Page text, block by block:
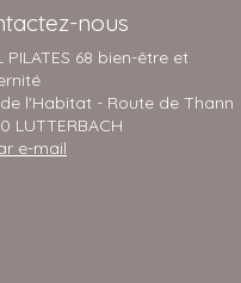
nous
PILATES 68 bien-être et
l'Habitat - Route de Thann
LUTTERBACH
e-mail